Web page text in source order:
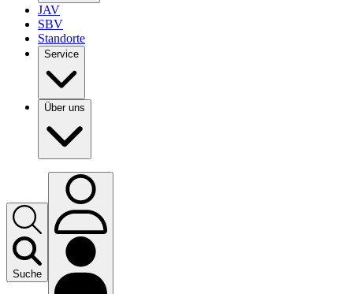
JAV
SBV
Standorte
Service
Über uns
Suche